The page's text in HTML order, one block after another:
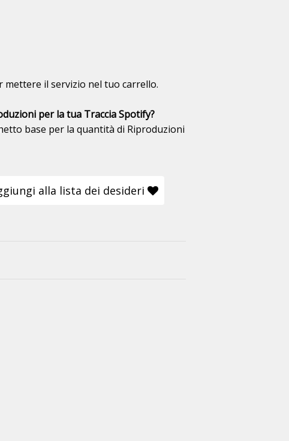
mettere il servizio nel tuo carrello.
per la tua Traccia Spotify?
base per la quantità di Riproduzioni
alla lista dei desideri